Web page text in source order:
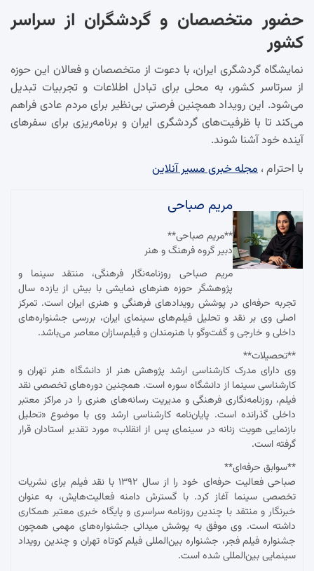
حضور متخصصان و گردشگران از سراسر
کشور
نمایشگاه گردشگری ایران، با دعوت از متخصصان و فعالان این حوزه
از سرتاسر کشور، به محلی برای تبادل اطلاعات و تجربیات تبدیل
می‌شود. این رویداد همچنین فرصتی بی‌نظیر برای مردم عادی فراهم
می‌کند تا با ظرفیت‌های گردشگری ایران و برنامه‌ریزی برای سفرهای
آینده خود آشنا شوند.
با احترام ، مجله خبری مسیر آنلاین
مریم صباحی
**مریم صباحی**
دبیر گروه فرهنگ و هنر
مریم صباحی روزنامه‌نگار فرهنگی، منتقد سینما و
پژوهشگر حوزه هنرهای نمایشی با بیش از یازده سال
تجربه حرفه‌ای در پوشش رویدادهای فرهنگی و هنری ایران است. تمرکز
اصلی وی بر نقد و تحلیل فیلم‌های سینمای ایران، بررسی جشنواره‌های
داخلی و خارجی و گفت‌وگو با هنرمندان و فیلم‌سازان معاصر می‌باشد.
**تحصیلات**
وی دارای مدرک کارشناسی ارشد پژوهش هنر از دانشگاه هنر تهران و
کارشناسی سینما از دانشگاه سوره است. همچنین دوره‌های تخصصی نقد
فیلم، روزنامه‌نگاری فرهنگی و مدیریت رسانه‌های هنری را در مراکز معتبر
داخلی گذرانده است. پایان‌نامه کارشناسی ارشد وی با موضوع «تحلیل
بازنمایی هویت زنانه در سینمای پس از انقلاب» مورد تقدیر استادان قرار
گرفته است.
**سوابق حرفه‌ای**
صباحی فعالیت حرفه‌ای خود را از سال ۱۳۹۲ با نقد فیلم برای نشریات
تخصصی سینما آغاز کرد. با گسترش دامنه فعالیت‌هایش، به عنوان
خبرنگار و منتقد با چندین روزنامه سراسری و پایگاه خبری معتبر همکاری
داشته است. وی موفق به پوشش میدانی جشنواره‌های مهمی همچون
جشنواره فیلم فجر، جشنواره بین‌المللی فیلم کوتاه تهران و چندین رویداد
سینمایی بین‌المللی شده است.